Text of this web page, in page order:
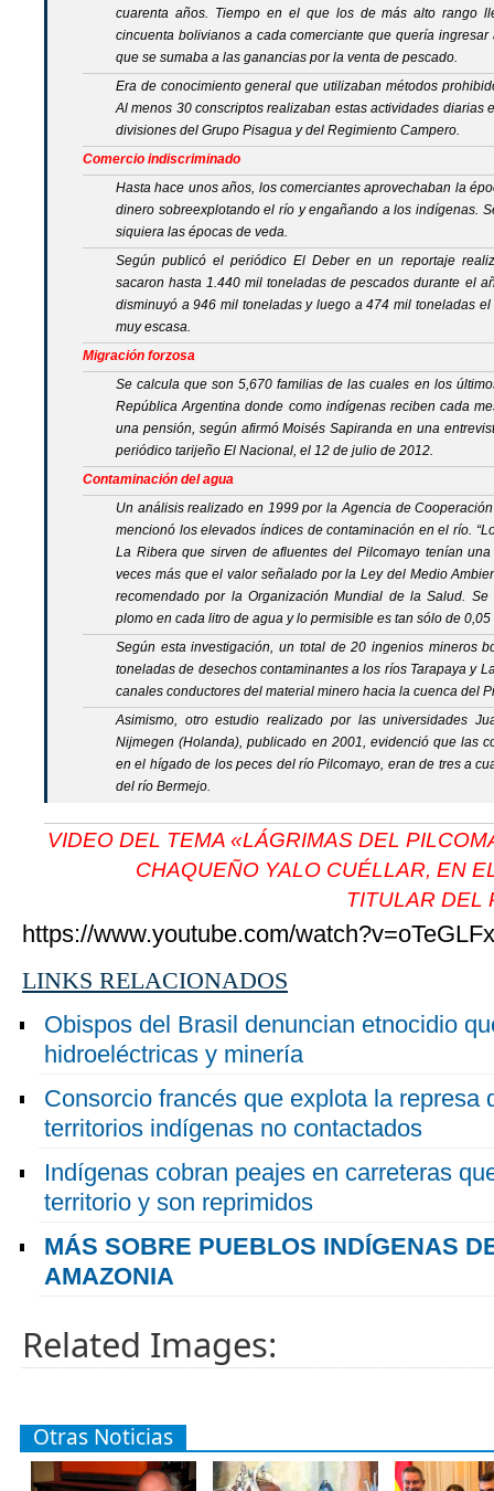
cuarenta años. Tiempo en el que los de más alto rango
cincuenta bolivianos a cada comerciante que quería
que se sumaba a las ganancias por la venta de pescado.
Era de conocimiento general que utilizaban métodos
Al menos 30 conscriptos realizaban estas actividades diarias
divisiones del Grupo Pisagua y del Regimiento Campero.
Comercio indiscriminado
Hasta hace unos años, los comerciantes aprovechaban la
dinero sobreexplotando el río y engañando a los indígenas.
siquiera las épocas de veda.
Según publicó el periódico El Deber en un reportaje
sacaron hasta 1.440 mil toneladas de pescados durante el
disminuyó a 946 mil toneladas y luego a 474 mil toneladas
muy escasa.
Migración forzosa
Se calcula que son 5,670 familias de las cuales en los
República Argentina donde como indígenas reciben cada
una pensión, según afirmó Moisés Sapiranda en una
periódico tarijeño El Nacional, el 12 de julio de 2012.
Contaminación del agua
Un análisis realizado en 1999 por la Agencia de
mencionó los elevados índices de contaminación en el río.
La Ribera que sirven de afluentes del Pilcomayo tenían
veces más que el valor señalado por la Ley del Medio
recomendado por la Organización Mundial de la Salud.
plomo en cada litro de agua y lo permisible es tan sólo de 0,05
Según esta investigación, un total de 20 ingenios mineros
toneladas de desechos contaminantes a los ríos Tarapaya y
canales conductores del material minero hacia la cuenca del
Asimismo, otro estudio realizado por las universidades
Nijmegen (Holanda), publicado en 2001, evidenció que las
en el hígado de los peces del río Pilcomayo, eran de tres a
del río Bermejo.
VIDEO DEL TEMA «LÁGRIMAS DEL
CHAQUEÑO YALO CUÉLLAR, EN
TITULAR DEL
https://www.youtube.com/
LINKS RELACIONADOS
Obispos del Brasil denuncian etnocidio
hidroeléctricas y minería
Consorcio francés que explota la represa
territorios indígenas no contactados
Indígenas cobran peajes en carreteras
territorio y son reprimidos
MÁS SOBRE PUEBLOS INDÍGENAS
AMAZONIA
Related Images:
Otras Noticias